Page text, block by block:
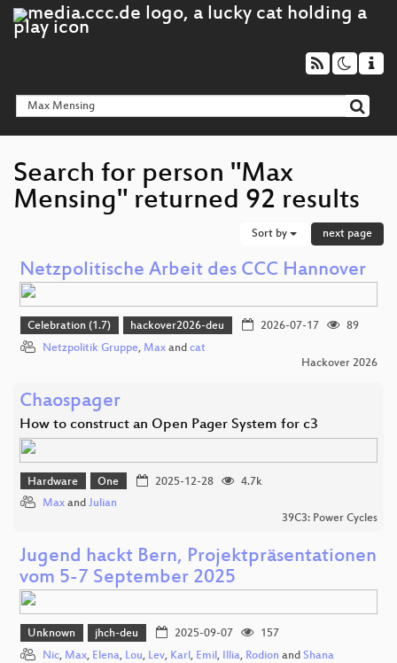
Search for person "Max
Mensing" returned 92 results
Sort by next page
Netzpolitische Arbeit des CCC Hannover
Celebration (1.7) hackover2026-deu 2026-07-17
89
Netzpolitik Gruppe, Max and cat
Hackover 2026
Chaospager
How to construct an Open Pager System for c3
Hardware One 2025-12-28
4.7k
Max and Julian
39C3: Power Cycles
Jugend hackt Bern, Projektpräsentationen
vom 5-7 September 2025
Unknown jhch-deu 2025-09-07
157
Nic, Max, Elena, Lou, Lev, Karl , Emil , Illia, Rodion and Shana